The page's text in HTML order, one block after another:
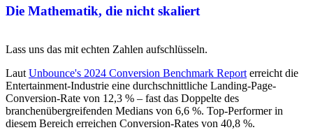
Die Mathematik, die nicht skaliert
Lass uns das mit echten Zahlen aufschlüsseln.
Laut Unbounce's 2024 Conversion Benchmark Report erreicht die
Entertainment-Industrie eine durchschnittliche Landing-Page-
Conversion-Rate von 12,3 % – fast das Doppelte des
branchenübergreifenden Medians von 6,6 %. Top-Performer in
diesem Bereich erreichen Conversion-Rates von 40,8 %.